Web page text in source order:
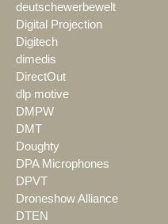
deutschewerbewelt
Digital Projection
Digitech
dimedis
DirectOut
dlp motive
DMPW
DMT
Doughty
DPA Microphones
DPVT
Droneshow Alliance
DTEN